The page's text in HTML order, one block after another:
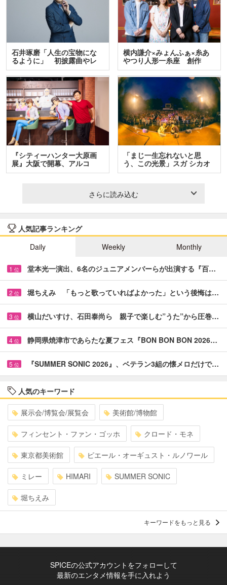
石井琢磨「人生の宝物にな
るように」 初披露曲やレ
ア…
横内謙介×みょんふぁ×糸あ
やつり人形一糸座 創作
人…
『シティーハンター大原画
展』大阪で開幕、アルコ
＆…
「まじ一生忘れないと思
う、この光景」スガ シカオ
と…
さらに読み込む
人気記事ランキング
Daily
Weekly Monthly
1 位 堂本光一演出、6名のジュニアメンバーらが出演する『百…
2 位 堀ちえみ 「もっと歌っていればよかった」という後悔は…
3 位 横山だいすけ、石田泰尚ら 親子で楽しむ”うた”から圧巻…
4 位 静岡県焼津市であらたな夏フェス『BON BON BON 2026…
5 位 『SUMMER SONIC 2026』、ベテラン3組の懐メロだけで…
人気のキーワード
展示会/博覧会/展覧会 美術館/博物館
フィンセント・ファン・ゴッホ クロード・モネ
東京都美術館 ピエール・オーギュスト・ルノワール
ミレー HIMARI SUMMER SONIC
堀ちえみ
キーワードをもっと見る
SPICEの公式アカウントをフォローして
最新のエンタメ情報を手に入れよう